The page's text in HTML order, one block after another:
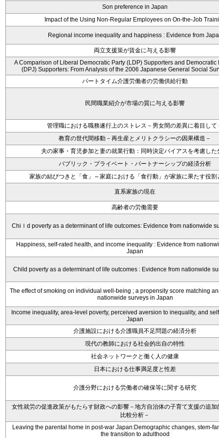
Son preference in Japan
Impact of the Using Non-Regular Employees on On-the-Job
Regional income inequality and happiness : Evidence from
両立支援策が賃金に与える影響
A Comparison of Liberal Democratic Party (LDP) Supporters and Democratic
(DPJ) Supporters: From Analysis of the 2006 Japanese General Social
パートタイム介護労働者の労働供給行動
民間職業紹介が市場の質に与える影響
管理職における職務遂行上のストレス－男女間の差異に着目して
教育の世代間移動－再生産とメリトクラシーの因果構造－
夫の家事・育児参加と妻の就業行動：同時決定バイアスを考慮した
パブリック・プライベート・パートナーシップの経済分析
家族の結びつきと「食」～家庭における「食行動」が家族に果たす役割
直系家族の現在
高齢者の労働需要
Chiｌd poverty as a determinant of life outcomes: Evidence from nationwide
Happiness, self-rated health, and income inequality : Evidence from
Japan
Child poverty as a determinant of life outcomes : Evidence from nationwide
The effect of smoking on individual well-being ; a propensity score matching
nationwide surveys in Japan
Income inequality, area-level poverty, perceived aversion to inequality, and
Japan
介護施設における介護職員不足問題の経済分析
現代の教師における社会的出自の特性
社会ネットワークと働く人の健康
日本における仕事満足度と性差
介護分野における労働者の確保等に関する研究
女性就労の促進政策がもたらす財政への影響－地方自治体の子育て支援の追加
比較分析－
Leaving the parental home in post-war Japan:Demographic changes, stem-
the transition to adulthood